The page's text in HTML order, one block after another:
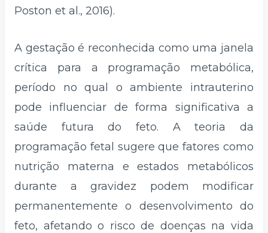
Poston et al., 2016).
A gestação é reconhecida como uma janela
crítica para a programação metabólica,
período no qual o ambiente intrauterino
pode influenciar de forma significativa a
saúde futura do feto. A teoria da
programação fetal sugere que fatores como
nutrição materna e estados metabólicos
durante a gravidez podem modificar
permanentemente o desenvolvimento do
feto, afetando o risco de doenças na vida